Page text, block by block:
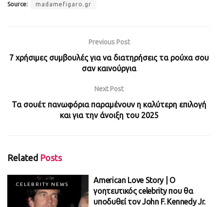
Source: madamefigaro.gr
Previous Post
7 χρήσιμες συμβουλές για να διατηρήσεις τα ρούχα σου
σαν καινούργια
Next Post
Τα σουέτ πανωφόρια παραμένουν η καλύτερη επιλογή
και για την άνοιξη του 2025
Related Posts
CELEBRITY NEWS
American Love Story | O
γοητευτικός celebrity που θα
υποδυθεί τον John F. Kennedy Jr.